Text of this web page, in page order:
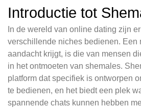
Introductie tot
In de wereld van online dating zijn
verschillende niches bedienen. Een
aandacht krijgt, is die van mensen
in het ontmoeten van shemales.
platform dat specifiek is ontworpen
te bedienen, en het biedt een plek
spannende chats kunnen hebben